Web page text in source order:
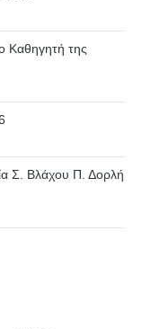
Καθηγητή της
Σ. Βλάχου Π. Δορλή